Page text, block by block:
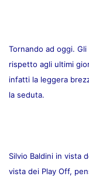
Tornando ad oggi.
rispetto agli ultimi
infatti la leggera
la seduta.
Silvio Baldini in vista
vista dei Play Off,